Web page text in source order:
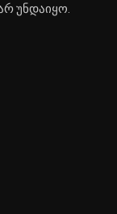
უნდაიყო.